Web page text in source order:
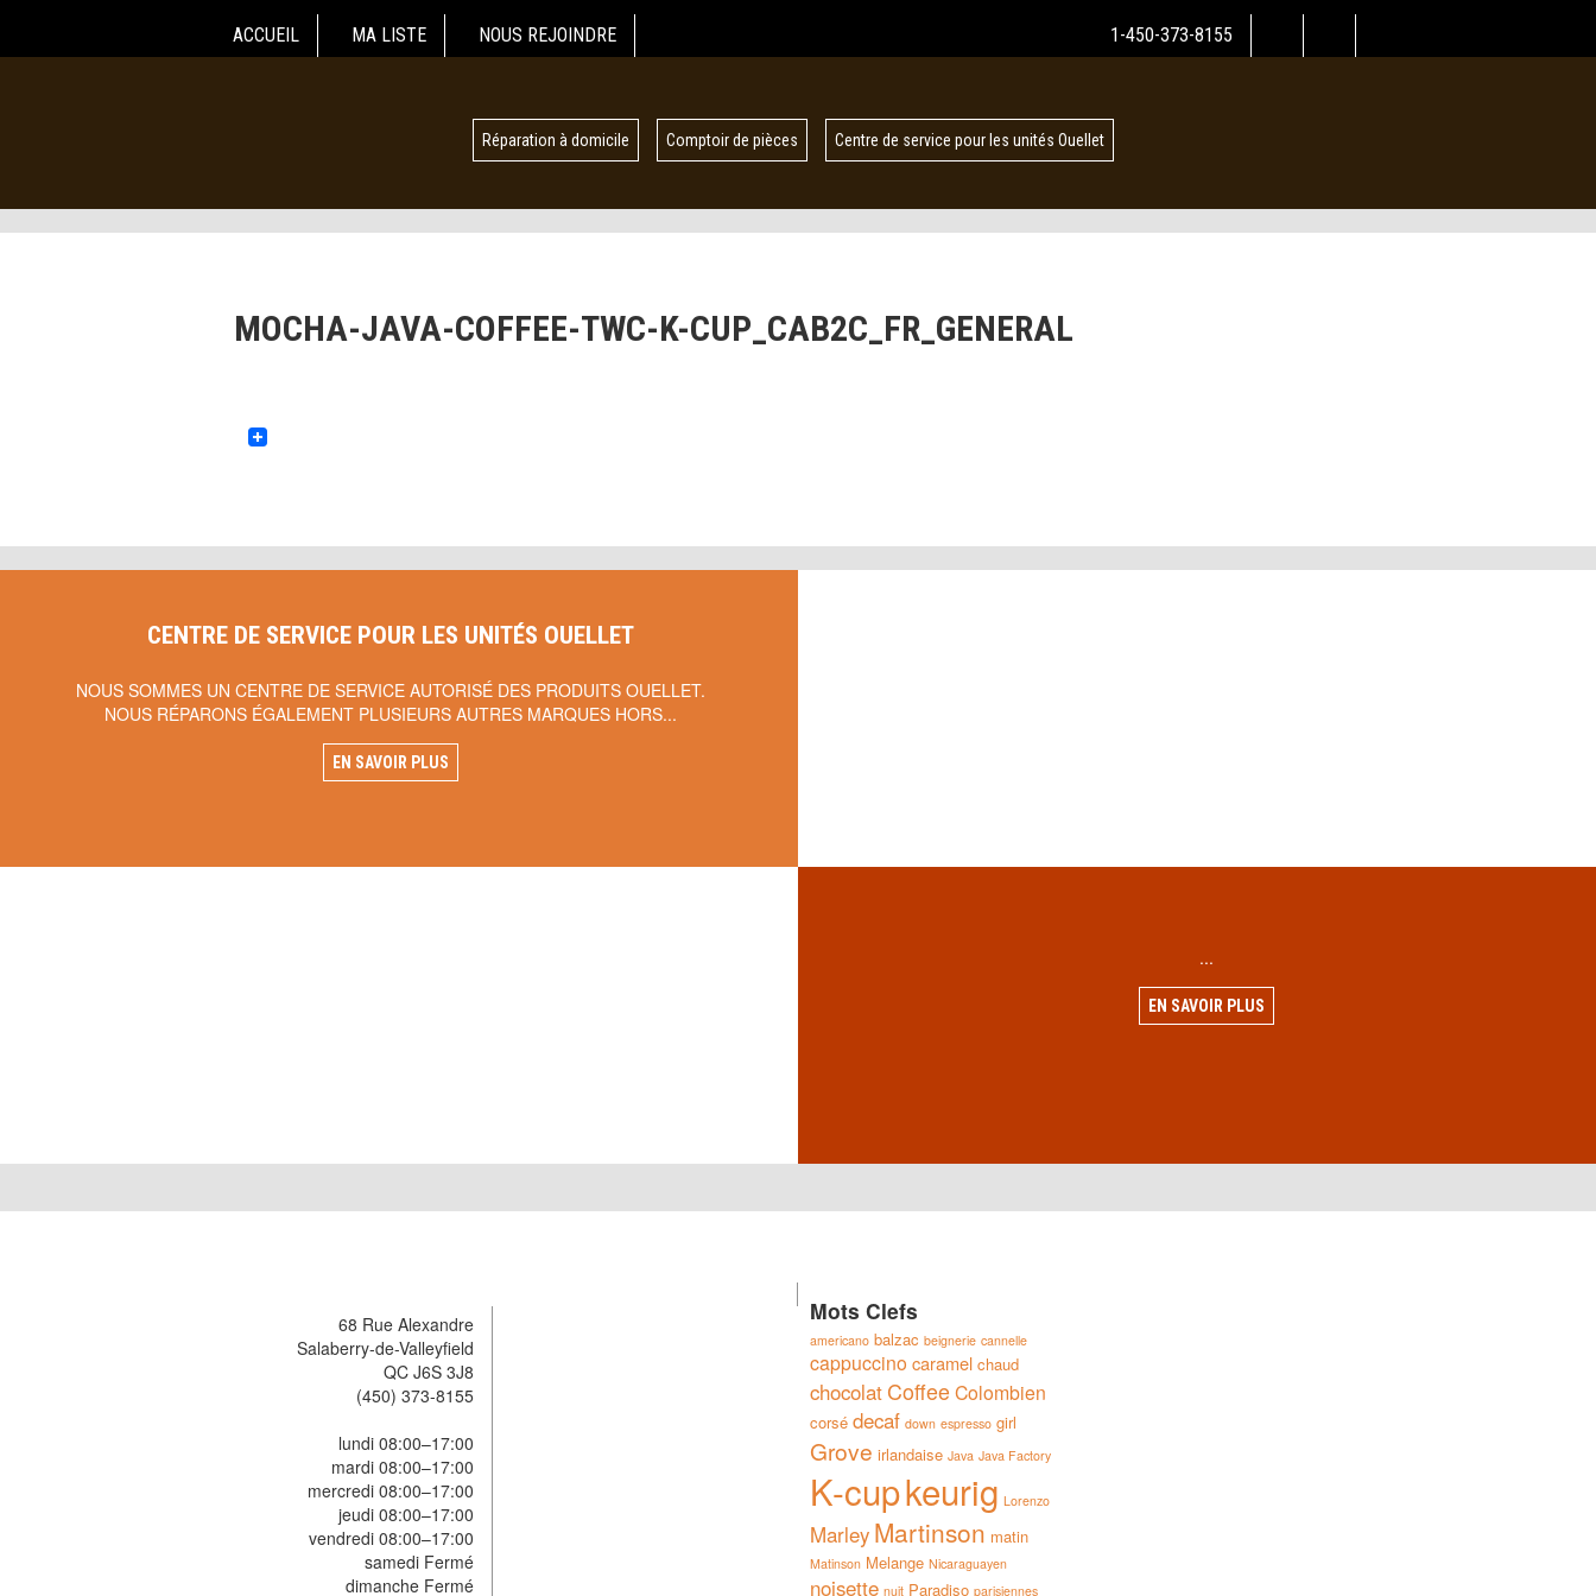
ACCUEIL MA LISTE NOUS REJOINDRE 1-450-373-8155
Réparation à domicile Comptoir de pièces Centre de service pour les unités Ouellet
MOCHA-JAVA-COFFEE-TWC-K-CUP_CAB2C_FR_GENERAL
CENTRE DE SERVICE POUR LES UNITÉS OUELLET
NOUS SOMMES UN CENTRE DE SERVICE AUTORISÉ DES PRODUITS OUELLET.
NOUS RÉPARONS ÉGALEMENT PLUSIEURS AUTRES MARQUES HORS...
EN SAVOIR PLUS
...
EN SAVOIR PLUS
68 Rue Alexandre
Salaberry-de-Valleyfield
QC J6S 3J8
(450) 373-8155
lundi 08:00–17:00
mardi 08:00–17:00
mercredi 08:00–17:00
jeudi 08:00–17:00
vendredi 08:00–17:00
samedi Fermé
dimanche Fermé
Mots Clefs
americano balzac beignerie cannelle
cappuccino caramel chaud
chocolat Coffee Colombien
corsé decaf down espresso girl
Grove irlandaise Java Java Factory
K-cupkeurig Lorenzo
Marley Martinson matin
Matinson Melange Nicaraguayen
noisette nuit Paradiso parisiennes